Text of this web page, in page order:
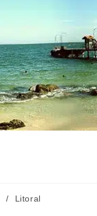
/ Litoral